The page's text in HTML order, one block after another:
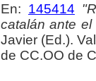
En: 145414
catalán ante
Javier (Ed.).
de CC.OO de